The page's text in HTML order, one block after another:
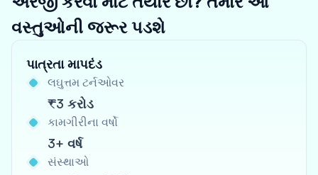
વસ્તુઓની જરૂર પડશે
પાત્રતા માપદંડ
લઘુત્તમ ટર્નઓવર
₹3 કરોડ
કામગીરીના વર્ષો
3+ વર્ષ
સંસ્થાઓ